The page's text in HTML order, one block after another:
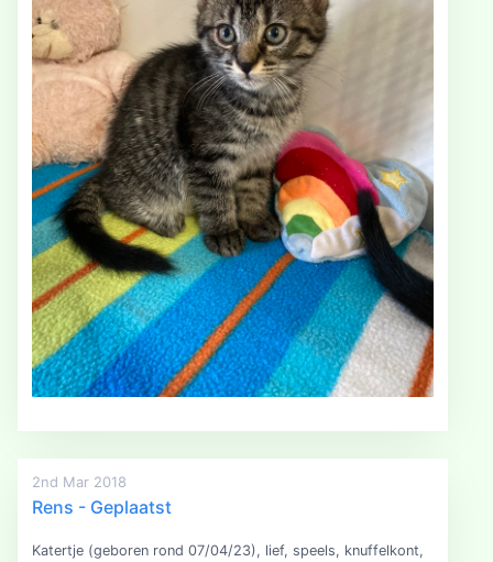
2nd Mar 2018
Rens - Geplaatst
Katertje (geboren rond 07/04/23), lief, speels, knuffelkont,